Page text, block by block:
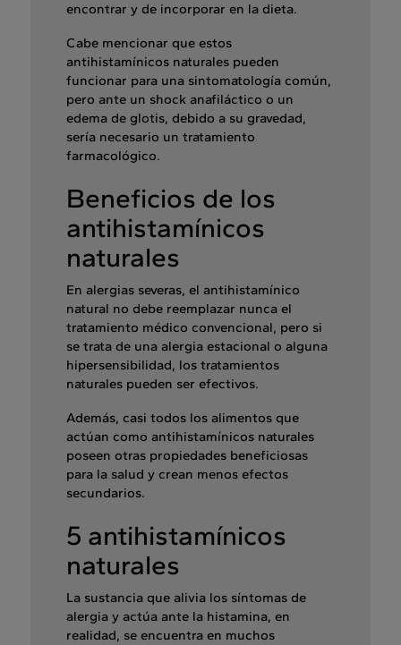
encontrar y de incorporar en la dieta.
Cabe mencionar que estos
antihistamínicos naturales pueden
funcionar para una sintomatología común,
pero ante un shock anafiláctico o un
edema de glotis, debido a su gravedad,
sería necesario un tratamiento
farmacológico.
Beneficios de los
antihistamínicos
naturales
En alergias severas, el antihistamínico
natural no debe reemplazar nunca el
tratamiento médico convencional, pero si
se trata de una alergia estacional o alguna
hipersensibilidad, los tratamientos
naturales pueden ser efectivos.
Además, casi todos los alimentos que
actúan como antihistamínicos naturales
poseen otras propiedades beneficiosas
para la salud y crean menos efectos
secundarios.
5 antihistamínicos
naturales
La sustancia que alivia los síntomas de
alergia y actúa ante la histamina, en
realidad, se encuentra en muchos